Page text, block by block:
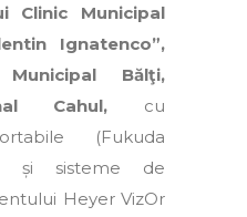
Clinic Municipal
Ignatenco”,
Bălţi,
Cahul, cu
(Fukuda
și sisteme de
Heyer VizOr